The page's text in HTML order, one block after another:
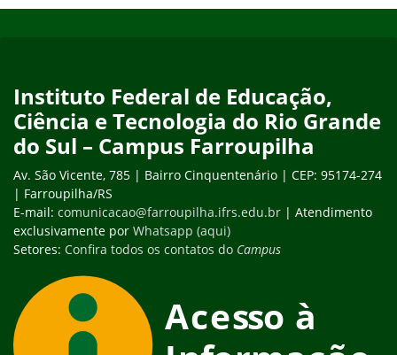
Instituto Federal de Educação,
Ciência e Tecnologia do Rio Grande
do Sul – Campus Farroupilha
Av. São Vicente, 785 | Bairro Cinquentenário | CEP: 95174-274
| Farroupilha/RS
E-mail: comunicacao@farroupilha.ifrs.edu.br | Atendimento
exclusivamente por Whatsapp (aqui)
Setores: Confira todos os contatos do Campus